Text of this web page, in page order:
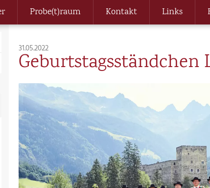
Probe(t)raum Kontakt Links
31.05.2022
Geburtstagsständchen